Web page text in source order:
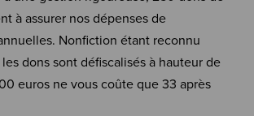
à assurer nos dépenses de
Nonfiction étant reconnu
dons sont défiscalisés à hauteur de
euros ne vous coûte que 33 après